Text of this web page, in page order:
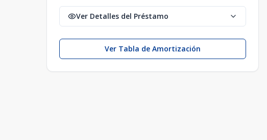
Ver Detalles del Préstamo
Ver Tabla de Amortización